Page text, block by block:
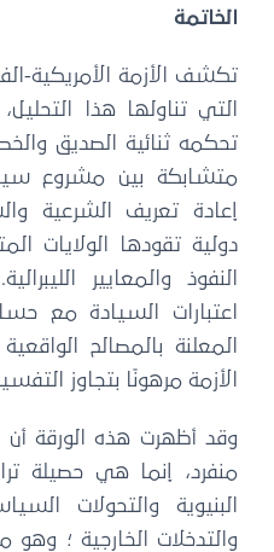
الخاتمة
تكشف الأزمة الأمريكية-
التي تناولها هذا
تحكمه ثنائية الصديق
متشابكة بين مشروع
إعادة تعريف الشرعية
دولية تقودها الولايات
النفوذ والمعايير
اعتبارات السيادة مع
المعلنة بالمصالح
الأزمة مرهونًا بتجاوز
وقد أظهرت هذه الورقة أن
منفرد، إنما هي حصيلة
البنيوية والتحولات
والتدخلات الخارجية ؛ وهو